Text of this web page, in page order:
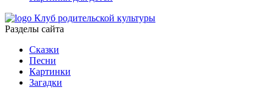
Клуб родительской культуры
Разделы сайта
Сказки
Песни
Картинки
Загадки